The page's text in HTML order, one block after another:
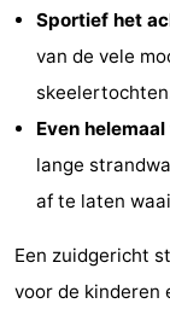
Sportief het
van de vele
Even
lange
af te laten
Een zuidgericht
voor de kinderen